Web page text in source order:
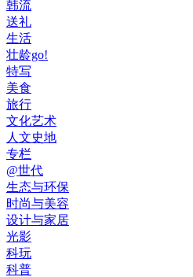
韩流
送礼
生活
壮龄go!
特写
美食
旅行
文化艺术
人文史地
专栏
@世代
生态与环保
时尚与美容
设计与家居
光影
科玩
科普